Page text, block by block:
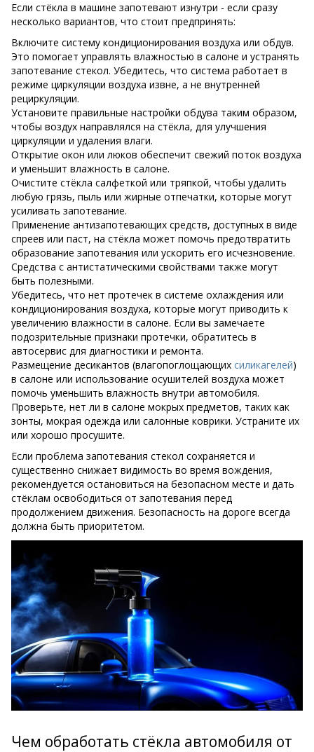
Если стёкла в машине запотевают изнутри - если сразу
несколько вариантов, что стоит предпринять:
Включите систему кондиционирования воздуха или обдув.
Это помогает управлять влажностью в салоне и устранять
запотевание стекол. Убедитесь, что система работает в
режиме циркуляции воздуха извне, а не внутренней
рециркуляции.
Установите правильные настройки обдува таким образом,
чтобы воздух направлялся на стёкла, для улучшения
циркуляции и удаления влаги.
Открытие окон или люков обеспечит свежий поток воздуха
и уменьшит влажность в салоне.
Очистите стёкла салфеткой или тряпкой, чтобы удалить
любую грязь, пыль или жирные отпечатки, которые могут
усиливать запотевание.
Применение антизапотевающих средств, доступных в виде
спреев или паст, на стёкла может помочь предотвратить
образование запотевания или ускорить его исчезновение.
Средства с антистатическими свойствами также могут
быть полезными.
Убедитесь, что нет протечек в системе охлаждения или
кондиционирования воздуха, которые могут приводить к
увеличению влажности в салоне. Если вы замечаете
подозрительные признаки протечки, обратитесь в
автосервис для диагностики и ремонта.
Размещение десикантов (влагопоглощающих силикагелей)
в салоне или использование осушителей воздуха может
помочь уменьшить влажность внутри автомобиля.
Проверьте, нет ли в салоне мокрых предметов, таких как
зонты, мокрая одежда или салонные коврики. Устраните их
или хорошо просушите.
Если проблема запотевания стекол сохраняется и
существенно снижает видимость во время вождения,
рекомендуется остановиться на безопасном месте и дать
стёклам освободиться от запотевания перед
продолжением движения. Безопасность на дороге всегда
должна быть приоритетом.
Чем обработать стёкла автомобиля от